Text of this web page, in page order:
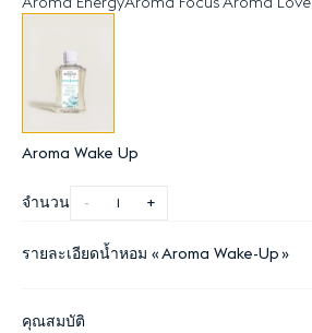
Aroma EnergyAroma Focus Aroma Love
Aroma Wake Up
จำนวน - +
รายละเอียดน้ำหอม Aroma Wake-Up
คุณสมบัติ